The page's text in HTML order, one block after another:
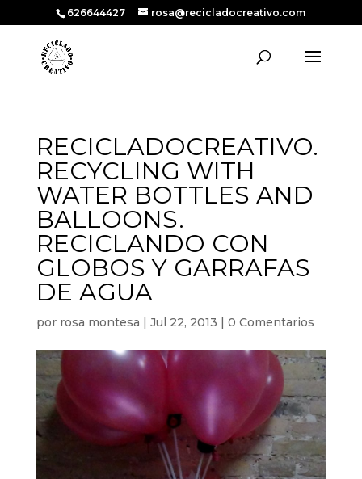
626644427 rosa@recicladocreativo.com
RECICLADOCREATIVO.
RECYCLING WITH
WATER BOTTLES AND
BALLOONS.
RECICLANDO CON
GLOBOS Y GARRAFAS
DE AGUA
por rosa montesa | Jul 22, 2013 | 0 Comentarios